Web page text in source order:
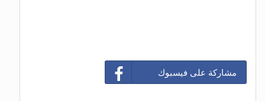
مشاركة على فيسبوك